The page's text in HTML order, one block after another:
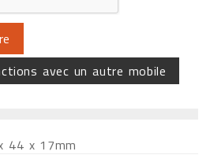
avec un autre mobile
44 x 17mm